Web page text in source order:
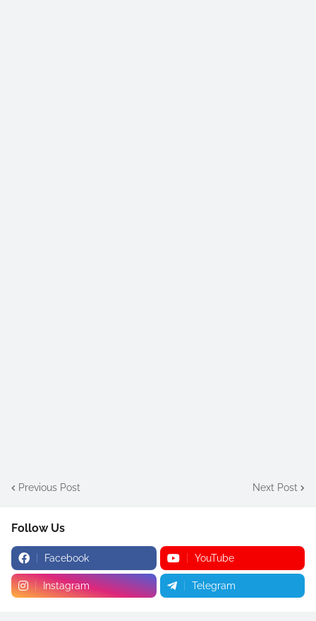
Previous Post Next Post
Follow Us
Facebook YouTube
Instagram Telegram